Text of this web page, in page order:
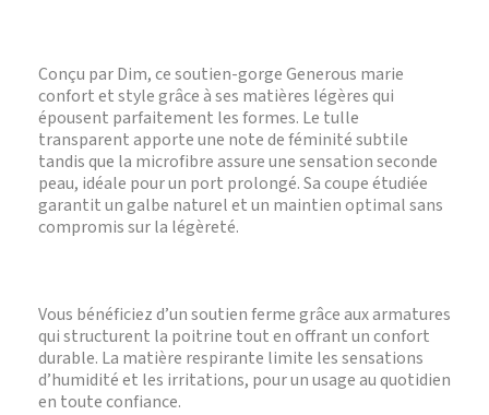
Conçu par Dim, ce soutien-gorge Generous marie
confort et style grâce à ses matières légères qui
épousent parfaitement les formes. Le tulle
transparent apporte une note de féminité subtile
tandis que la microfibre assure une sensation seconde
peau, idéale pour un port prolongé. Sa coupe étudiée
garantit un galbe naturel et un maintien optimal sans
compromis sur la légèreté.
Vous bénéficiez d’un soutien ferme grâce aux armatures
qui structurent la poitrine tout en offrant un confort
durable. La matière respirante limite les sensations
d’humidité et les irritations, pour un usage au quotidien
en toute confiance.